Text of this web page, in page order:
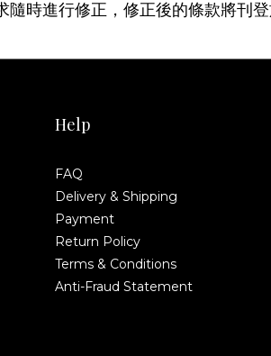
時進行修正，修正後的條款將刊登
Help
FAQ
Delivery & Shipping
Payment
Return Policy
Terms & Conditions
Anti-Fraud Statement